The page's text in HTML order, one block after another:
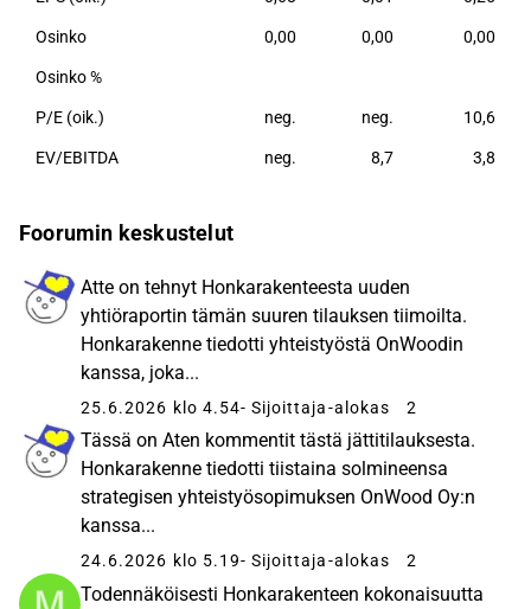
Osinko 0,00 0,00 0,00
Osinko %
P/E (oik.) neg. neg. 10,6
EV/EBITDA neg. 8,7 3,8
Foorumin keskustelut
Atte on tehnyt Honkarakenteesta uuden
yhtiöraportin tämän suuren tilauksen tiimoilta.
Honkarakenne tiedotti yhteistyöstä OnWoodin
kanssa, joka...
25.6.2026 klo 4.54- Sijoittaja-alokas 2
Tässä on Aten kommentit tästä jättitilauksesta.
Honkarakenne tiedotti tiistaina solmineensa
strategisen yhteistyösopimuksen OnWood Oy:n
kanssa...
24.6.2026 klo 5.19- Sijoittaja-alokas 2
Todennäköisesti Honkarakenteen kokonaisuutta